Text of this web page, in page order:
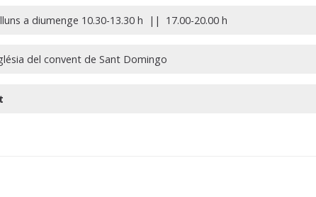
a diumenge 10.30-13.30 h || 17.00-20.00 h
del convent de Sant Domingo